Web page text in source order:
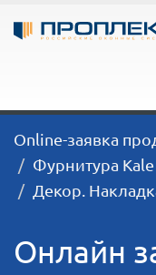
Online-заявка
Фурнитура Kale
Декор.
Онлайн